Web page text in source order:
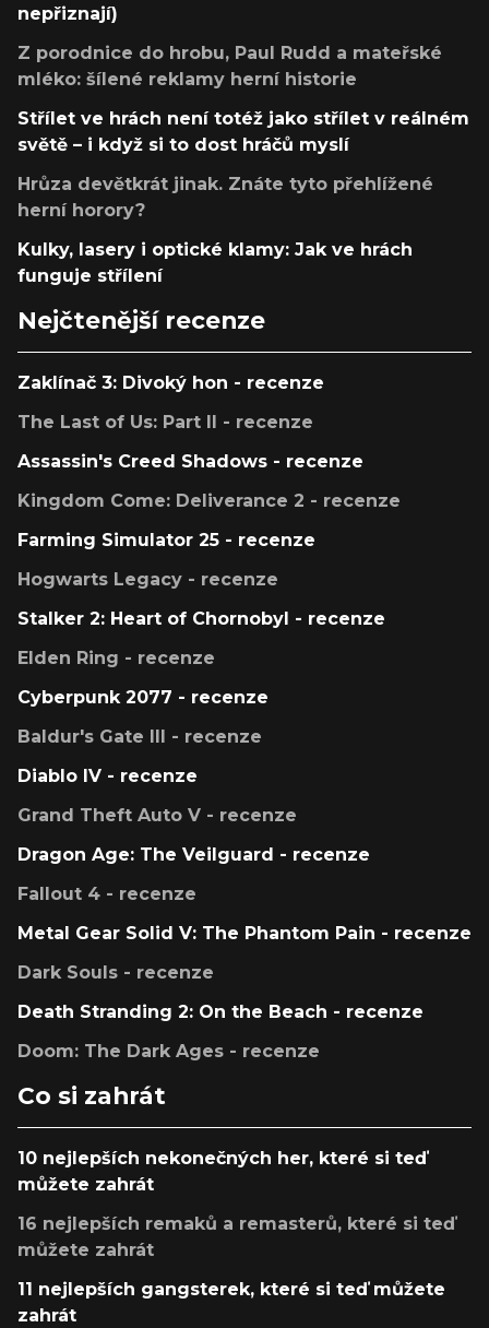
nepřiznají)
Z porodnice do hrobu, Paul Rudd a mateřské
mléko: šílené reklamy herní historie
Střílet ve hrách není totéž jako střílet v reálném
světě – i když si to dost hráčů myslí
Hrůza devětkrát jinak. Znáte tyto přehlížené
herní horory?
Kulky, lasery i optické klamy: Jak ve hrách
funguje střílení
Nejčtenější recenze
Zaklínač 3: Divoký hon - recenze
The Last of Us: Part II - recenze
Assassin's Creed Shadows - recenze
Kingdom Come: Deliverance 2 - recenze
Farming Simulator 25 - recenze
Hogwarts Legacy - recenze
Stalker 2: Heart of Chornobyl - recenze
Elden Ring - recenze
Cyberpunk 2077 - recenze
Baldur's Gate III - recenze
Diablo IV - recenze
Grand Theft Auto V - recenze
Dragon Age: The Veilguard - recenze
Fallout 4 - recenze
Metal Gear Solid V: The Phantom Pain - recenze
Dark Souls - recenze
Death Stranding 2: On the Beach - recenze
Doom: The Dark Ages - recenze
Co si zahrát
10 nejlepších nekonečných her, které si teď
můžete zahrát
16 nejlepších remaků a remasterů, které si teď
můžete zahrát
11 nejlepších gangsterek, které si teď můžete
zahrát